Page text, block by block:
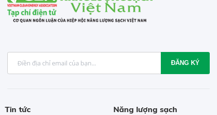
ĐĂNG KÝ
Tin tức Năng lượng sạch